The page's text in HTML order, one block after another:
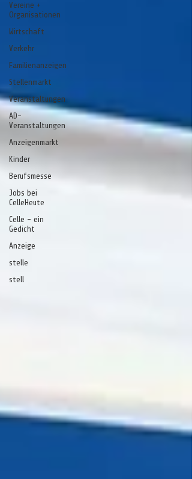
Vereine +
Organisationen
Wirtschaft
Verkehr
Familienanzeigen
Stellenmarkt
Veranstaltungen
AD-
Veranstaltungen
Anzeigenmarkt
Kinder
Berufsmesse
Jobs bei
CelleHeute
Celle - ein
Gedicht
Anzeige
stelle
stell